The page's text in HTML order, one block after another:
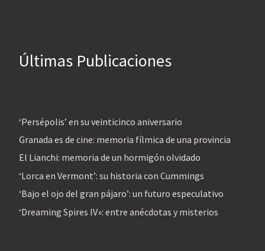
Últimas Publicaciones
‘Persépolis’ en su veinticinco aniversario
Granada es de cine: memoria fílmica de una provincia
El Lianchi: memoria de un hormigón olvidado
‘Lorca en Vermont’: su historia con Cummings
‘Bajo el ojo del gran pájaro’: un futuro especulativo
‘Dreaming Spires IV»: entre anécdotas y misterios